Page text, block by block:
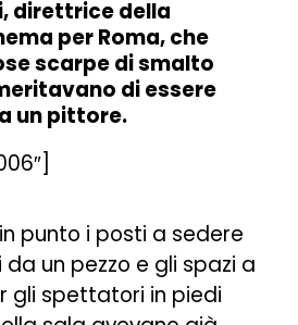
direttrice della
per Roma, che
scarpe di smalto
di essere
un pittore.
punto i posti a sedere
un pezzo e gli spazi a
gli spettatori in piedi